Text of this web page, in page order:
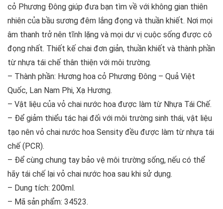
cỏ Phương Đông giúp đưa bạn tìm về với không gian thiên
nhiên của bầu sương đêm lắng đọng và thuần khiết. Nơi mọi
âm thanh trở nên tĩnh lặng và mọi dư vị cuộc sống được cô
đọng nhất. Thiết kế chai đơn giản, thuần khiết và thành phần
từ nhựa tái chế thân thiện với môi trường.
– Thành phần: Hương hoa cỏ Phương Đông – Quả Việt
Quốc, Lan Nam Phi, Xạ Hương.
– Vật liệu của vỏ chai nước hoa được làm từ Nhựa Tái Chế.
– Để giảm thiểu tác hại đối với môi trường sinh thái, vật liệu
tạo nên vỏ chai nước hoa Sensity đều được làm từ nhựa tái
chế (PCR).
– Để cùng chung tay bảo vệ môi trường sống, nếu có thể
hãy tái chế lại vỏ chai nước hoa sau khi sử dụng.
– Dung tích: 200ml.
– Mã sản phẩm: 34523.